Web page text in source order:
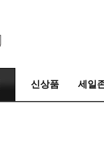
신상품 세일